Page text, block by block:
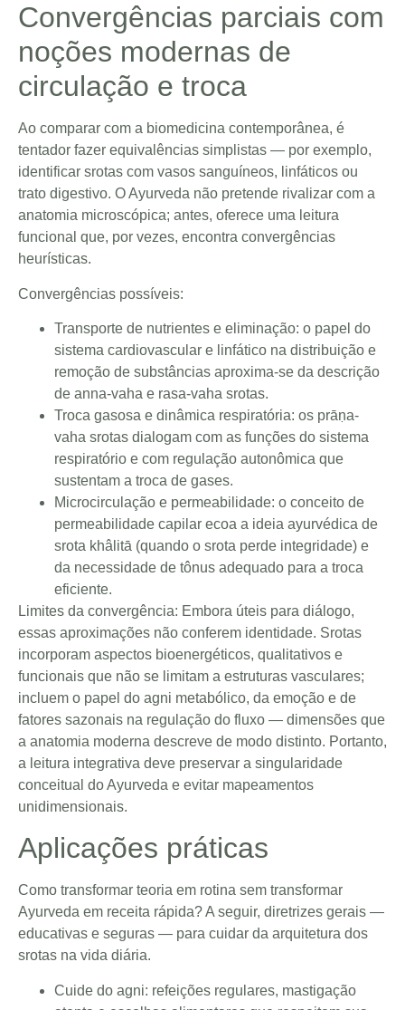
Convergências parciais com
noções modernas de
circulação e troca
Ao comparar com a biomedicina contemporânea, é
tentador fazer equivalências simplistas — por exemplo,
identificar srotas com vasos sanguíneos, linfáticos ou
trato digestivo. O Ayurveda não pretende rivalizar com a
anatomia microscópica; antes, oferece uma leitura
funcional que, por vezes, encontra convergências
heurísticas.
Convergências possíveis:
Transporte de nutrientes e eliminação: o papel do
sistema cardiovascular e linfático na distribuição e
remoção de substâncias aproxima-se da descrição
de anna-vaha e rasa-vaha srotas.
Troca gasosa e dinâmica respiratória: os prāṇa-
vaha srotas dialogam com as funções do sistema
respiratório e com regulação autonômica que
sustentam a troca de gases.
Microcirculação e permeabilidade: o conceito de
permeabilidade capilar ecoa a ideia ayurvédica de
srota khâlitā (quando o srota perde integridade) e
da necessidade de tônus adequado para a troca
eficiente.
Limites da convergência: Embora úteis para diálogo,
essas aproximações não conferem identidade. Srotas
incorporam aspectos bioenergéticos, qualitativos e
funcionais que não se limitam a estruturas vasculares;
incluem o papel do agni metabólico, da emoção e de
fatores sazonais na regulação do fluxo — dimensões que
a anatomia moderna descreve de modo distinto. Portanto,
a leitura integrativa deve preservar a singularidade
conceitual do Ayurveda e evitar mapeamentos
unidimensionais.
Aplicações práticas
Como transformar teoria em rotina sem transformar
Ayurveda em receita rápida? A seguir, diretrizes gerais —
educativas e seguras — para cuidar da arquitetura dos
srotas na vida diária.
Cuide do agni: refeições regulares, mastigação